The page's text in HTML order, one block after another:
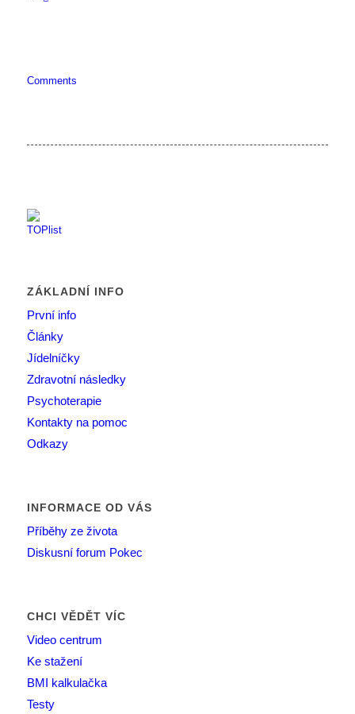
Comments
ZÁKLADNÍ INFO
První info
Články
Jídelníčky
Zdravotní následky
Psychoterapie
Kontakty na pomoc
Odkazy
INFORMACE OD VÁS
Příběhy ze života
Diskusní forum Pokec
CHCI VĚDĚT VÍC
Video centrum
Ke stažení
BMI kalkulačka
Testy